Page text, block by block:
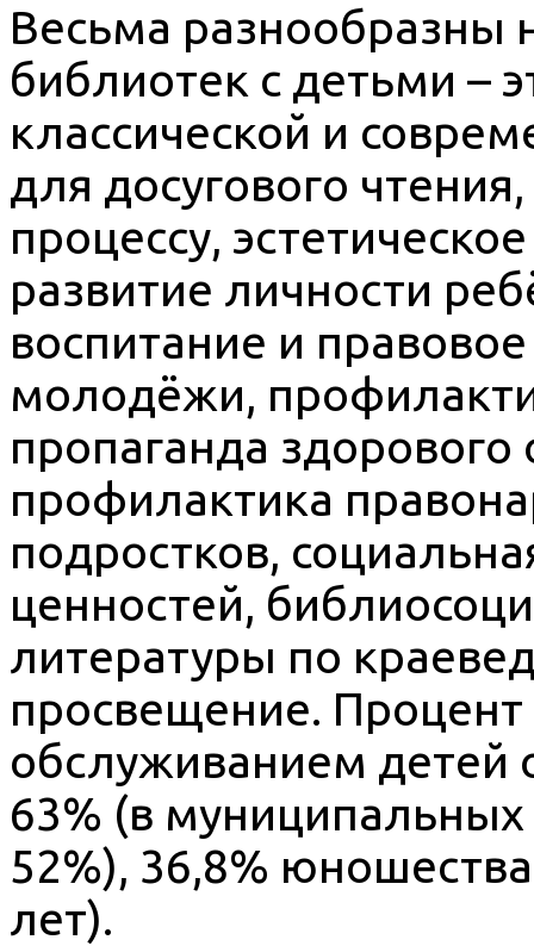
Весьма разнообразны
библиотек с детьми –
классической и
для досугового
процессу,
развитие личности
воспитание и
молодёжи,
пропаганда
профилактика
подростков,
ценностей,
литературы по
просвещение.
обслуживанием детей
63% (в муниципальных
52%), 36,8%
лет).